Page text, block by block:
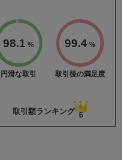
98.1 %
円滑な取引
99.4%
取引後の満足度
取引額ランキング 6